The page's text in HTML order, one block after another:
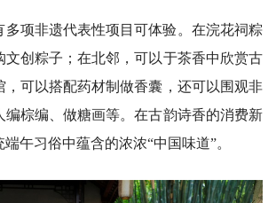
多项非遗代表性项目可体验。在浣花祠粽
文创粽子；在北邻，可以于茶香中欣赏古
，可以搭配药材制做香囊，还可以围观非
编棕编、做糖画等。在古韵诗香的消费新
午习俗中蕴含的浓浓“中国味道”。